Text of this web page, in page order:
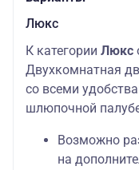
Люкс
К категории Люкс
Двухкомнатная
со всеми
шлюпочной
Возможно
на